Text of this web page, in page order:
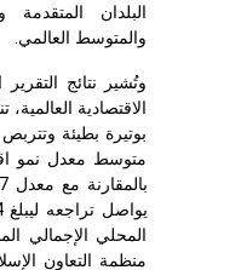
البلدان المتقدمة
والمتوسط العالمي.
وتُشير نتائج التقرير
الاقتصادية العالمية،
المحلي الإجمالي